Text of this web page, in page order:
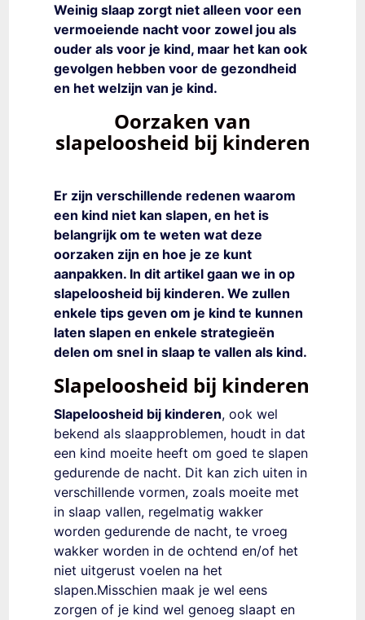
Weinig slaap zorgt niet alleen voor een
vermoeiende nacht voor zowel jou als
ouder als voor je kind, maar het kan ook
gevolgen hebben voor de gezondheid
en het welzijn van je kind.
Oorzaken van
slapeloosheid bij kinderen
Er zijn verschillende redenen waarom
een kind niet kan slapen, en het is
belangrijk om te weten wat deze
oorzaken zijn en hoe je ze kunt
aanpakken.In dit artikel gaan we in op
slapeloosheid bij kinderen. We zullen
enkele tips geven om je kind te kunnen
laten slapen en enkele strategieën
delen om snel in slaap te vallen als kind.
Slapeloosheid bij kinderen
Slapeloosheid bij kinderen, ook wel
bekend als slaapproblemen, houdt in dat
een kind moeite heeft om goed te slapen
gedurende de nacht. Dit kan zich uiten in
verschillende vormen, zoals moeite met
in slaap vallen, regelmatig wakker
worden gedurende de nacht, te vroeg
wakker worden in de ochtend en/of het
niet uitgerust voelen na het
slapen.Misschien maak je wel eens
zorgen of je kind wel genoeg slaapt en